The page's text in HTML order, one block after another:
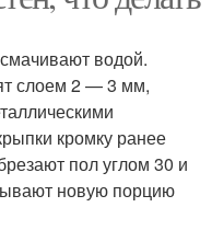
водой.
слоем 2 — 3 мм,
кромку ранее
пол углом 30 и
новую порцию